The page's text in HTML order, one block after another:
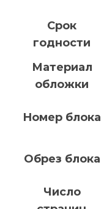
Срок
годности
Материал
обложки
Номер блока
Обрез блока
Число